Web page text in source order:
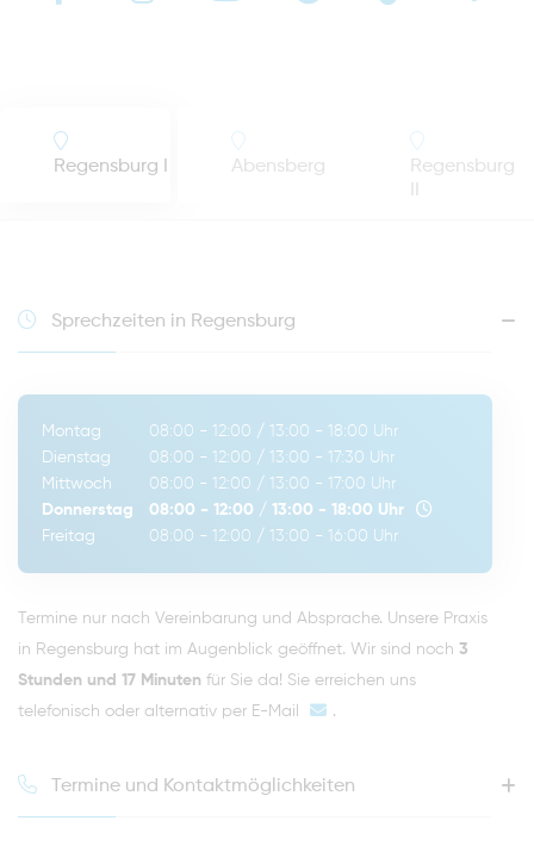
Regensburg I Abensberg
Regensburg
Sprechzeiten in Regensburg
Montag 08:00 - 12:00 / 13:00 - 18:00 Uhr
Dienstag
08:00 - 12:00 / 13:00 - 17:30 Uhr
Mittwoch
08:00 - 12:00 / 13:00 - 17:00 Uhr
Donnerstag
08:00 - 12:00 / 13:00 - 18:00 Uhr
Freitag
08:00 - 12:00 / 13:00 - 16:00 Uhr
Termine nur nach Vereinbarung und Absprache. Unsere Praxis
in Regensburg hat im Augenblick geöffnet. Wir sind noch 3
Stunden und 17 Minuten für Sie da! Sie erreichen uns
telefonisch oder alternativ per E-Mail .
Termine und Kontaktmöglichkeiten